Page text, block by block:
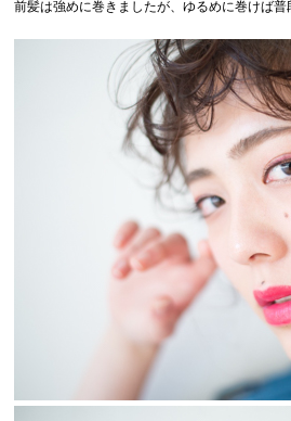
前髪は強めに巻きましたが、ゆるめに巻けば普